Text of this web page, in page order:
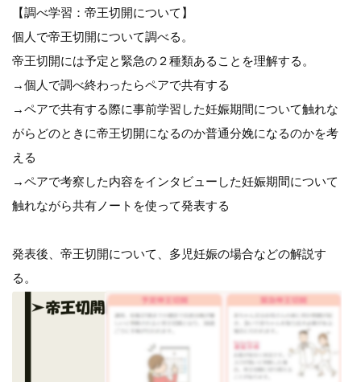
【調べ学習：帝王切開について】
個人で帝王切開について調べる。
帝王切開には予定と緊急の２種類あることを理解する。
→個人で調べ終わったらペアで共有する
→ペアで共有する際に事前学習した妊娠期間について触れな
がらどのときに帝王切開になるのか普通分娩になるのかを考
える
→ペアで考察した内容をインタビューした妊娠期間について
触れながら共有ノートを使って発表する
発表後、帝王切開について、多児妊娠の場合などの解説す
る。